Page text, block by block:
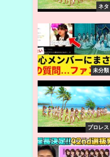
ネタ
未分類
プロレス